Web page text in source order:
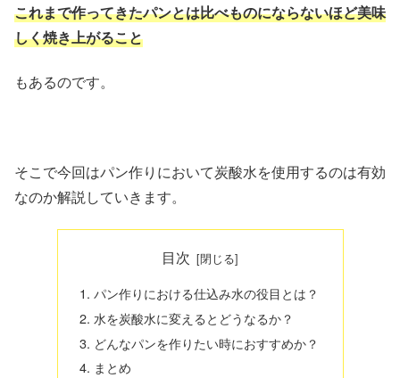
これまで作ってきたパンとは比べものにならないほど美味
しく焼き上がること
もあるのです。
そこで今回はパン作りにおいて炭酸水を使用するのは有効
なのか解説していきます。
目次
パン作りにおける仕込み水の役目とは？
水を炭酸水に変えるとどうなるか？
どんなパンを作りたい時におすすめか？
まとめ